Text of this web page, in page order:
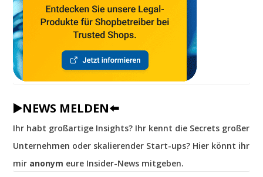
▶️NEWS MELDEN⬅️
Ihr habt großartige Insights? Ihr kennt die Secrets großer
Unternehmen oder skalierender Start-ups? Hier könnt ihr
mir anonym eure Insider-News mitgeben.